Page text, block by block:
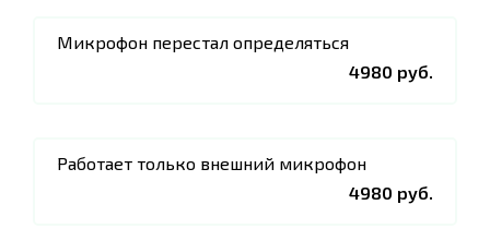
Микрофон перестал определяться
4980 руб.
Работает только внешний микрофон
4980 руб.